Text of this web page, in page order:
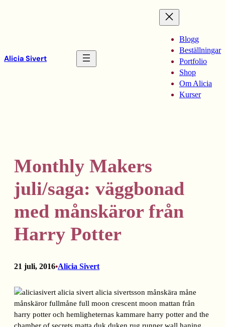
Alicia Sivert
Blogg
Beställningar
Portfolio
Shop
Om Alicia
Kurser
Monthly Makers
juli/saga: väggbonad
med månskäror från
Harry Potter
21 juli, 2016•Alicia Sivert